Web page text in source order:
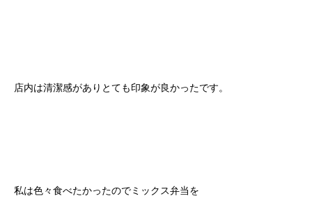
店内は清潔感がありとても印象が良かったです。
私は色々食べたかったのでミックス弁当を